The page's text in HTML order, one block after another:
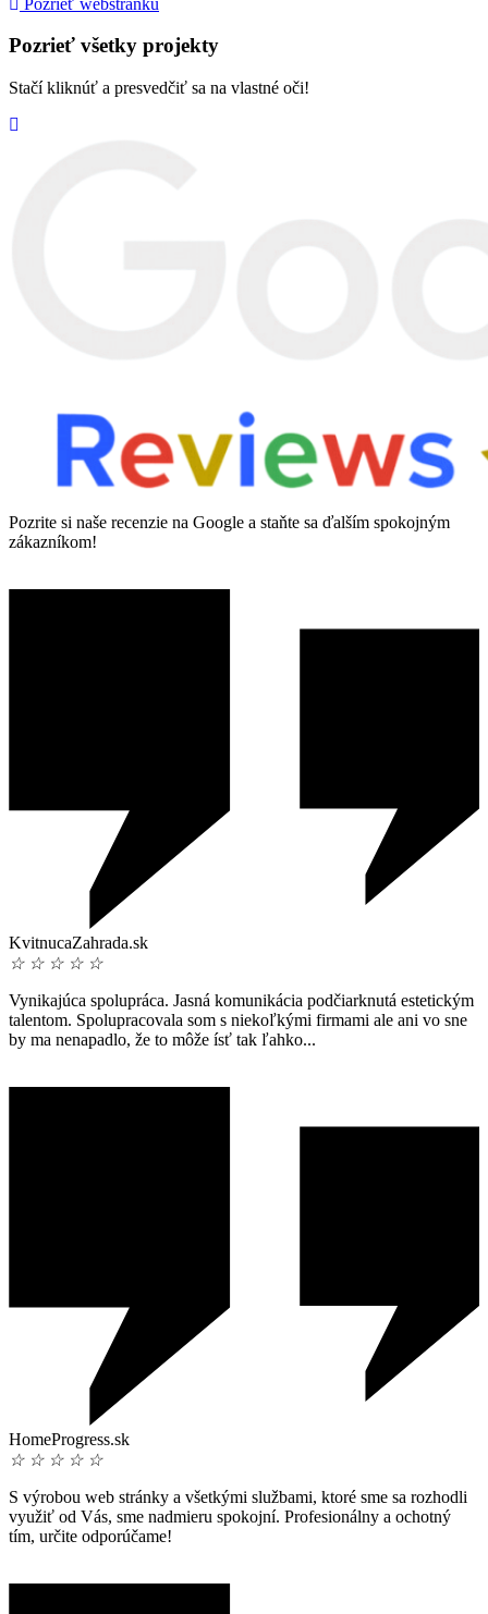
Pozrieť všetky projekty
Stačí kliknúť a presvedčiť sa na vlastné oči!
Pozrite si naše recenzie na Google a staňte sa ďalším spokojným
zákazníkom!
KvitnucaZahrada.sk
☆ ☆ ☆ ☆ ☆
Vynikajúca spolupráca. Jasná komunikácia podčiarknutá estetickým
talentom. Spolupracovala som s niekoľkými firmami ale ani vo sne
by ma nenapadlo, že to môže ísť tak ľahko...
HomeProgress.sk
☆ ☆ ☆ ☆ ☆
S výrobou web stránky a všetkými službami, ktoré sme sa rozhodli
využiť od Vás, sme nadmieru spokojní. Profesionálny a ochotný
tím, určite odporúčame!